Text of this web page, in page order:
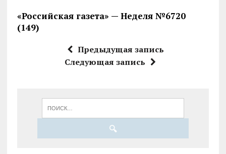
«Российская газета» — Неделя №6720
(149)
Предыдущая запись
Следующая запись